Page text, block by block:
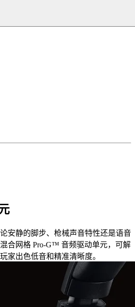
安静的脚步、枪械声音特性还是语音
合网格 Pro-G™ 音频驱动单元，可解
家出色低音和精准清晰度。